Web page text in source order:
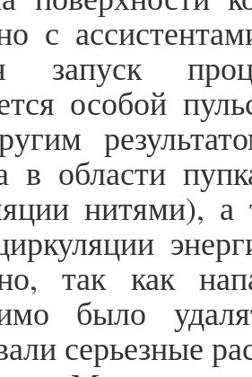
с
запуск
особой
в области
нитями), а
так как
было
серьезные